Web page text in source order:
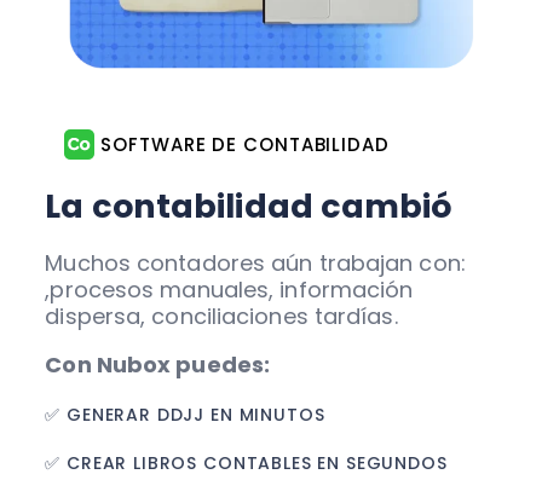
SOFTWARE DE CONTABILIDAD
La contabilidad cambió
Muchos contadores aún trabajan con:
,procesos manuales, información
dispersa, conciliaciones tardías.
Con Nubox puedes:
✅ GENERAR DDJJ EN MINUTOS
✅ CREAR LIBROS CONTABLES EN SEGUNDOS